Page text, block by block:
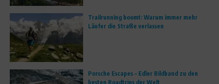
Trailrunning boomt: Warum immer mehr
Läufer die Straße verlassen
Porsche Escapes – Edler Bildband zu den
besten Roadtrips der Welt